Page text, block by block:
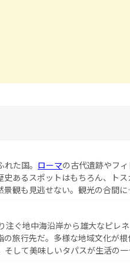
た国。 ローマの古代遺跡やフィ
あるスポットはもちろん、トス
観も見逃せない。観光の合間に
忘れられない旅をしてみよう！
しい。
注ぐ地中海沿岸から雄大なピレネ
旅行先だ。多様な地域文化が根
して美味しいタパスが生活の一